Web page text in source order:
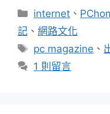
分
類
internet 、
記 、 網路文化
標
籤
pc magazine 、
1 則留言